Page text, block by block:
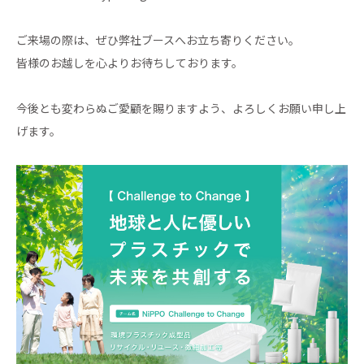
ご来場の際は、ぜひ弊社ブースへお立ち寄りください。
皆様のお越しを心よりお待ちしております。
今後とも変わらぬご愛顧を賜りますよう、よろしくお願い申し上
げます。